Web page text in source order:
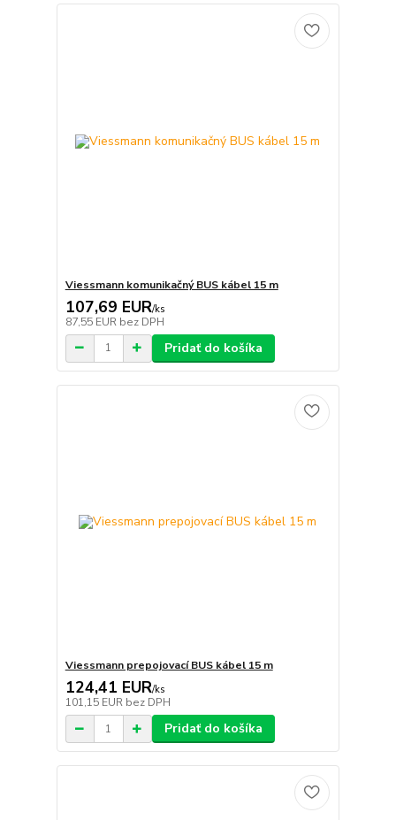
Viessmann komunikačný BUS kábel 15 m
107,69 EUR/ks
87,55 EUR bez DPH
Pridať do košíka
Viessmann prepojovací BUS kábel 15 m
124,41 EUR/ks
101,15 EUR bez DPH
Pridať do košíka